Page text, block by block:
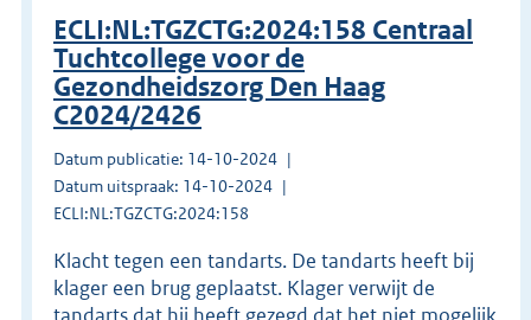
ECLI:NL:TGZCTG:2024:158 Centraal
Tuchtcollege voor de
Gezondheidszorg Den Haag
C2024/2426
Datum publicatie: 14-10-2024
Datum uitspraak: 14-10-2024
ECLI:NL:TGZCTG:2024:158
Klacht tegen een tandarts. De tandarts heeft bij
klager een brug geplaatst. Klager verwijt de
tandarts dat hij heeft gezegd dat het niet mogelijk